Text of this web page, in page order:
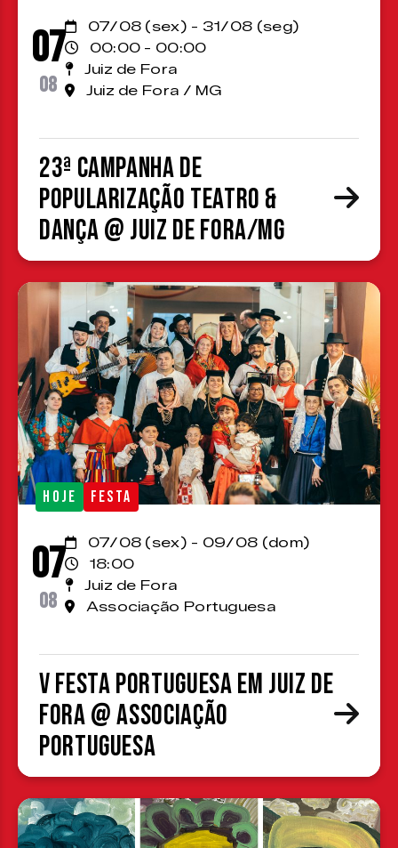
07
08
07/08 (sex) - 31/08 (seg)
00:00 - 00:00
Juiz de Fora
Juiz de Fora / MG
23ª Campanha de
Popularização Teatro &
Dança @ Juiz de Fora/MG
HOJE FESTA
07
08
07/08 (sex) - 09/08 (dom)
18:00
Juiz de Fora
Associação Portuguesa
V Festa Portuguesa em Juiz de
Fora @ Associação
Portuguesa